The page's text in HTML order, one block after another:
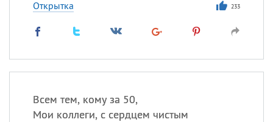
Открытка 233
Всем тем, кому за 50,
Мои коллеги, с сердцем чистым